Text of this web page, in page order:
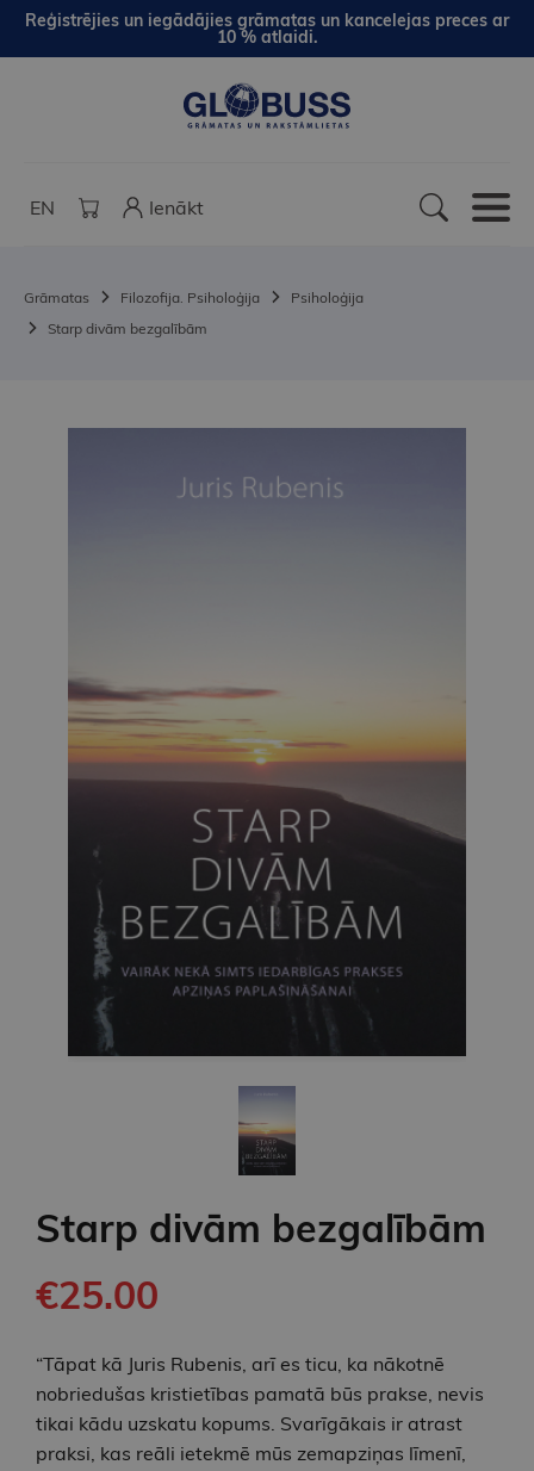
Reģistrējies un iegādājies grāmatas un kancelejas preces ar
10 % atlaidi.
EN Ienākt
Grāmatas Filozofija. Psiholoģija
Psiholoģija
Starp divām bezgalībām
Starp divām bezgalībām
€25.00
“Tāpat kā Juris Rubenis, arī es ticu, ka nākotnē
nobriedušas kristietības pamatā būs prakse, nevis
tikai kādu uzskatu kopums. Svarīgākais ir atrast
praksi, kas reāli ietekmē mūs zemapziņas līmenī,